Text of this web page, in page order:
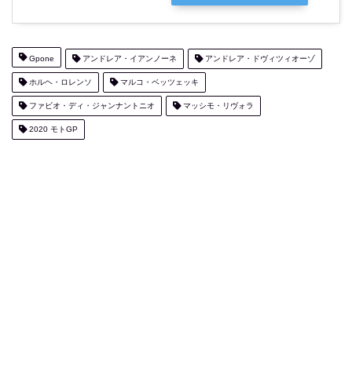
Gpone アンドレア・イアンノーネ アンドレア・ドヴィツィオーゾ
ホルヘ・ロレンソ マルコ・ベッツェッキ
ファビオ・ディ・ジャンナントニオ マッシモ・リヴォラ
2020 モトGP